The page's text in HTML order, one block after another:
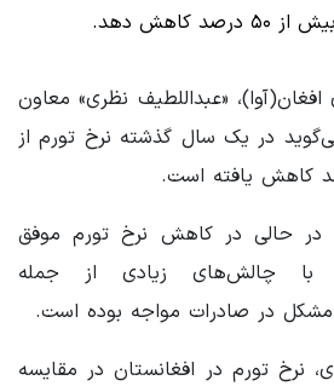
کاهش دهد.
افغان(آوا)، «عبداللطیف نظری» معاون
در یک سال گذشته نرخ تورم از
در حالی در کاهش نرخ تورم موفق
با چالش‌های زیادی از جمله
در صادرات مواجه بوده است.
نرخ تورم در افغانستان در مقایسه